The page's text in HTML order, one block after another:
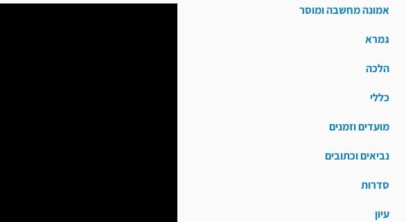
אמונה מחשבה ומוסר
גמרא
הלכה
כללי
מועדים וזמנים
נביאים וכתובים
סדרות
עיון